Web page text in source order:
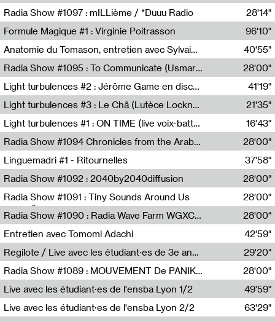
Sophie Auger-Grappin
Radia Show #1097 : mILLième / *Duuu Radio
28'14"
Formule Magique #1 : Virginie Poitrasson
Nathalie Lacroix,Virginie Poitrasson
96'10"
Anatomie du Tomason, entretien avec Sylvain Cardonnel
Loraine Baud,Sylvain Cardonnel
40'55"
Radia Show #1095 : To Communicate (Usmaradio)
Usmaradio
28'00"
Light turbulences #2 : Jérôme Game en discussion avec Thomas Corlin
41'19"
Light turbulences #3 : Le Châ (Lutèce Lockness)
Lutèce Lockness
21'35"
Light turbulences #1 : ON TIME (live voix-batterie) avec Jérôme Game & Jean-Michel Espitallier
Jérôme Game,Jean-Michel Espitallier
16'43"
Radia Show #1094 Chronicles from the Arab Cold War by Ghazi Barakat
Reboot.fm
28'00"
Linguemadri #1 - Ritournelles
Meris Angioletti
37'58"
Radia Show #1092 : 2040by2040diffusion
Diffusion FM
28'00"
Radia Show #1091 : Tiny Sounds Around Us
Radio Študent
28'00"
Radia Show #1090 : Radia Wave Farm WGXC Corey De Juan Sherrard Jr Startalk
Wave Farm
28'00"
Entretien avec Tomomi Adachi
Tomomi Adachi,Loraine Baud
42'59"
Regilote / Live avec les étudiant·es de 3e année de l'EMA
Nima Henryon,Athéna Noël,Amir Genillon,Ibourayane Ahmadi,Manelle Cherrih,Honorine Gibello,John Weeber,Manon Joseph
29'20"
Radia Show #1089 : MOUVEMENT De PANIK (Radio Panik)
Radio Panik
28'00"
Live avec les étudiant·es de l'ensba Lyon 1/2
49'59"
Live avec les étudiant·es de l'ensba Lyon 2/2
63'29"